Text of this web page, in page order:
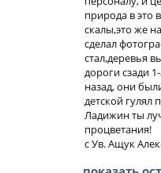
природа в это
скалы,это же
сделал
стал,деревья
дороги сзади
назад, они
детской гулял
Ладижин ты
процветания!
с Ув. Ащук